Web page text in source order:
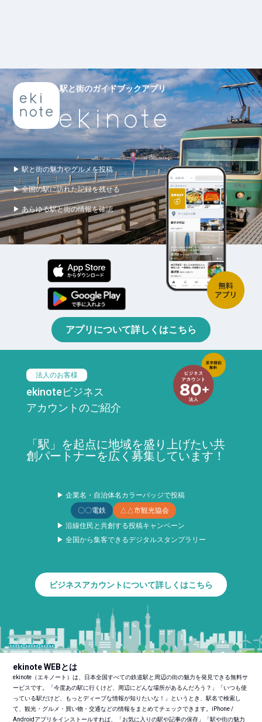
駅と街のガイドブックアプリ
▶ 駅と街の魅力やグルメを投稿
▶ 全国の駅に訪れた記録を残せる
▶ あらゆる駅と街の情報を確認
アプリについて詳しくはこちら
法人のお客様
ekinoteビジネス
アカウントのご紹介
「駅」を起点に地域を盛り上げたい共
創パートナーを広く募集しています！
▶ 企業名・自治体名カラーバッジで投稿
〇〇電鉄
△△市観光協会
▶ 沿線住民と共創する投稿キャンペーン
▶ 全国から集客できるデジタルスタンプラリー
ビジネスアカウントについて詳しくはこちら
ekinote WEBとは
ekinote（エキノート）は、日本全国すべての鉄道駅と周辺の街の魅力を発見できる無料サ
ービスです。「今度あの駅に行くけど、周辺にどんな場所があるんだろう？」「いつも使
っている駅だけど、もっとディープな情報が知りたいな！」というとき、駅名で検索し
て、観光・グルメ・買い物・交通などの情報をまとめてチェックできます。iPhone /
Androidアプリをインストールすれば、「お気に入りの駅や記事の保存」「駅や街の魅力